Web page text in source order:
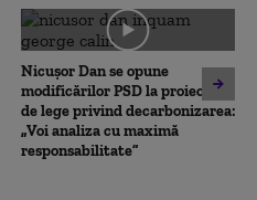
Nicușor Dan se opune
modificărilor PSD la proiectul
de lege privind decarbonizarea:
„Voi analiza cu maximă
responsabilitate”